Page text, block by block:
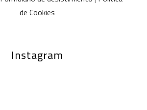
de Cookies
Instagram